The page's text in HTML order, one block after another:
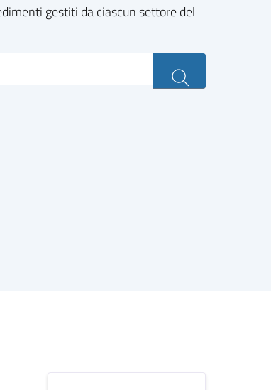
gestiti da ciascun settore del